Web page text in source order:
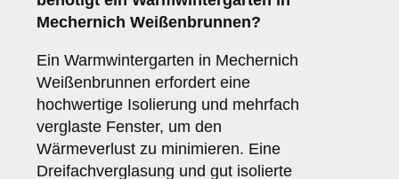
Mechernich Weißenbrunnen?
Ein Warmwintergarten in Mechernich
Weißenbrunnen erfordert eine
hochwertige Isolierung und mehrfach
verglaste Fenster, um den
Wärmeverlust zu minimieren. Eine
Dreifachverglasung und gut isolierte